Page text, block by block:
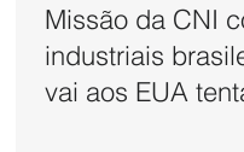
Missão da CNI
industriais
vai aos EUA